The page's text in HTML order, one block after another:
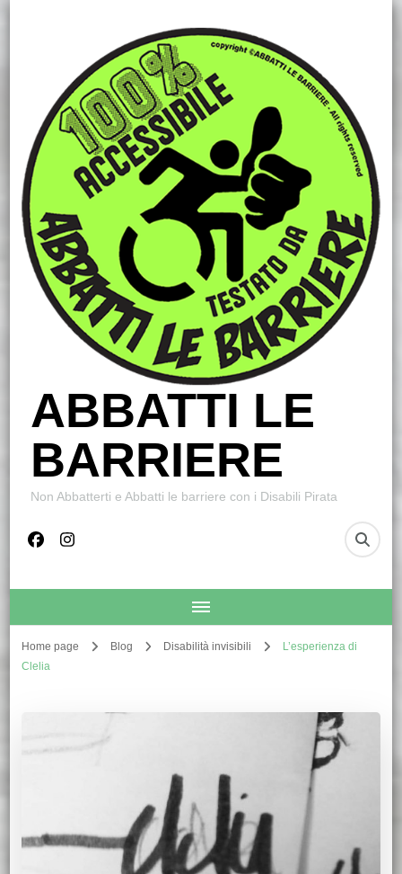
ABBATTI LE
BARRIERE
Non Abbatterti e Abbatti le barriere con i Disabili Pirata
Home page Blog Disabilità invisibili
L’esperienza di
Clelia